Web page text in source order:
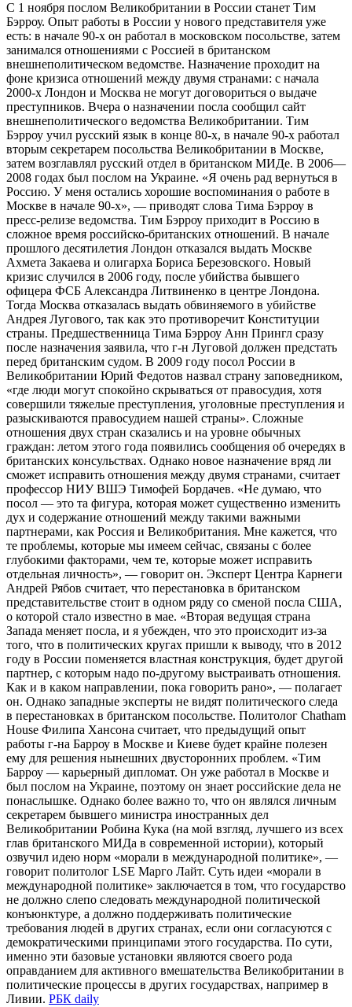
С 1 ноября послом Великобритании в России станет Тим
Бэрроу. Опыт работы в России у нового представителя уже
есть: в начале 90-х он работал в московском посольстве, затем
занимался отношениями с Россией в британском
внешнеполитическом ведомстве. Назначение проходит на
фоне кризиса отношений между двумя странами: с начала
2000-х Лондон и Москва не могут договориться о выдаче
преступников. Вчера о назначении посла сообщил сайт
внешнеполитического ведомства Великобритании. Тим
Бэрроу учил русский язык в конце 80-х, в начале 90-х работал
вторым секретарем посольства Великобритании в Москве,
затем возглавлял русский отдел в британском МИДе. В 2006—
2008 годах был послом на Украине. «Я очень рад вернуться в
Россию. У меня остались хорошие воспоминания о работе в
Москве в начале 90-х», — приводят слова Тима Бэрроу в
пресс-релизе ведомства. Тим Бэрроу приходит в Россию в
сложное время российско-британских отношений. В начале
прошлого десятилетия Лондон отказался выдать Москве
Ахмета Закаева и олигарха Бориса Березовского. Новый
кризис случился в 2006 году, после убийства бывшего
офицера ФСБ Александра Литвиненко в центре Лондона.
Тогда Москва отказалась выдать обвиняемого в убийстве
Андрея Лугового, так как это противоречит Конституции
страны. Предшественница Тима Бэрроу Анн Прингл сразу
после назначения заявила, что г-н Луговой должен предстать
перед британским судом. В 2009 году посол России в
Великобритании Юрий Федотов назвал страну заповедником,
«где люди могут спокойно скрываться от правосудия, хотя
совершили тяжелые преступления, уголовные преступления и
разыскиваются правосудием нашей страны». Сложные
отношения двух стран сказались и на уровне обычных
граждан: летом этого года появились сообщения об очередях в
британских консульствах. Однако новое назначение вряд ли
сможет исправить отношения между двумя странами, считает
профессор НИУ ВШЭ Тимофей Бордачев. «Не думаю, что
посол — это та фигура, которая может существенно изменить
дух и содержание отношений между такими важными
партнерами, как Россия и Великобритания. Мне кажется, что
те проблемы, которые мы имеем сейчас, связаны с более
глубокими факторами, чем те, которые может исправить
отдельная личность», — говорит он. Эксперт Центра Карнеги
Андрей Рябов считает, что перестановка в британском
представительстве стоит в одном ряду со сменой посла США,
о которой стало известно в мае. «Вторая ведущая страна
Запада меняет посла, и я убежден, что это происходит из-за
того, что в политических кругах пришли к выводу, что в 2012
году в России поменяется властная конструкция, будет другой
партнер, с которым надо по-другому выстраивать отношения.
Как и в каком направлении, пока говорить рано», — полагает
он. Однако западные эксперты не видят политического следа
в перестановках в британском посольстве. Политолог Chatham
House Филипа Хансона считает, что предыдущий опыт
работы г-на Барроу в Москве и Киеве будет крайне полезен
ему для решения нынешних двусторонних проблем. «Тим
Барроу — карьерный дипломат. Он уже работал в Москве и
был послом на Украине, поэтому он знает российские дела не
понаслышке. Однако более важно то, что он являлся личным
секретарем бывшего министра иностранных дел
Великобритании Робина Кука (на мой взгляд, лучшего из всех
глав британского МИДа в современной истории), который
озвучил идею норм «морали в международной политике», —
говорит политолог LSE Марго Лайт. Суть идеи «морали в
международной политике» заключается в том, что государство
не должно слепо следовать международной политической
конъюнктуре, а должно поддерживать политические
требования людей в других странах, если они согласуются с
демократическими принципами этого государства. По сути,
именно эти базовые установки являются своего рода
оправданием для активного вмешательства Великобритании в
политические процессы в других государствах, например в
Ливии. РБК daily